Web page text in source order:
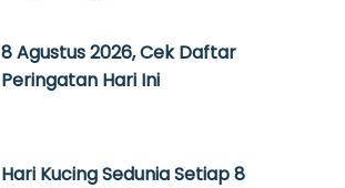
8 Agustus 2026, Cek Daftar
Peringatan Hari Ini
Hari Kucing Sedunia Setiap 8